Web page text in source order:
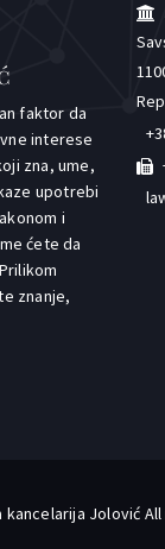
faktor da
interese
zna, ume,
upotrebi
i
ćete da
znanje,
kancelarija Jolović